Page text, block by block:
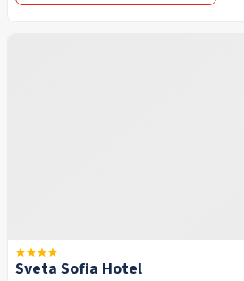
Sveta Sofia Hotel